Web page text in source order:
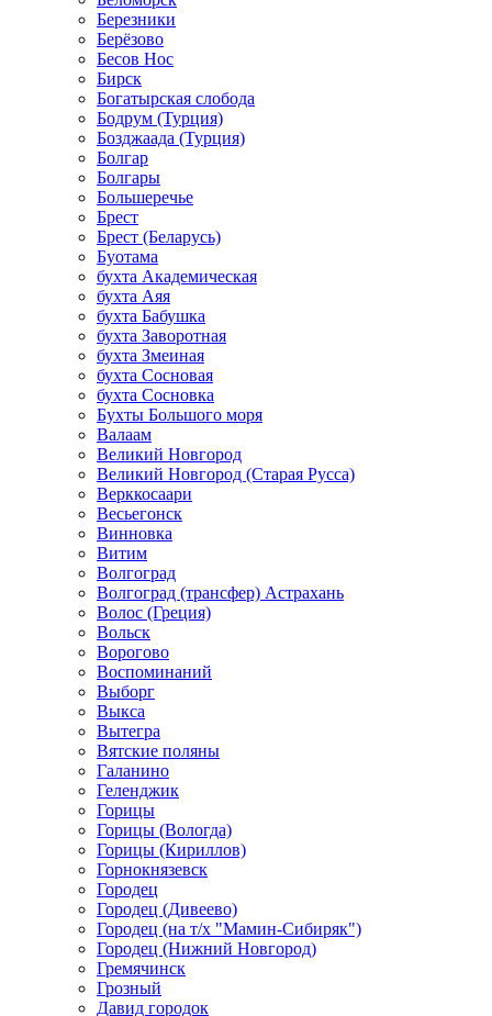
Березники
Берёзово
Бесов Нос
Бирск
Богатырская слобода
Бодрум (Турция)
Бозджаада (Турция)
Болгар
Болгары
Большеречье
Брест
Брест (Беларусь)
Буотама
бухта Академическая
бухта Аяя
бухта Бабушка
бухта Заворотная
бухта Змеиная
бухта Сосновая
бухта Сосновка
Бухты Большого моря
Валаам
Великий Новгород
Великий Новгород (Старая Русса)
Верккосаари
Весьегонск
Винновка
Витим
Волгоград
Волгоград (трансфер) Астрахань
Волос (Греция)
Вольск
Ворогово
Воспоминаний
Выборг
Выкса
Вытегра
Вятские поляны
Галанино
Геленджик
Горицы
Горицы (Вологда)
Горицы (Кириллов)
Горнокнязевск
Городец
Городец (Дивеево)
Городец (на т/х "Мамин-Сибиряк")
Городец (Нижний Новгород)
Гремячинск
Грозный
Давид городок